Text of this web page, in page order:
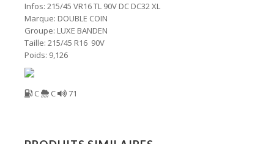
Infos: 215/45 VR16 TL 90V DC DC32 XL
Marque: DOUBLE COIN
Groupe: LUXE BANDEN
Taille: 215/45 R16 90V
Poids: 9,126
C C 71